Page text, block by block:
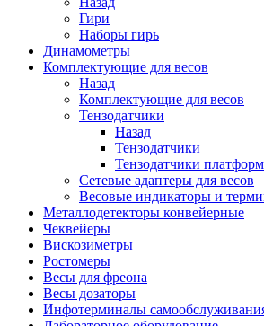
Гири
Наборы гирь
Динамометры
Комплектующие для весов
Назад
Комплектующие для весов
Тензодатчики
Назад
Тензодатчики
Тензодатчики
Сетевые адаптеры для весов
Весовые индикаторы и
Металлодетекторы конвейерные
Чеквейеры
Вискозиметры
Ростомеры
Весы для фреона
Весы дозаторы
Инфотерминалы